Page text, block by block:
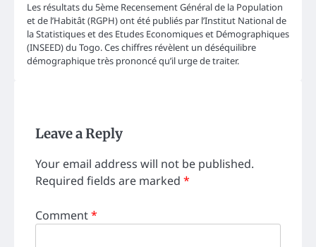
Les résultats du 5ème Recensement Général de la Population
et de l’Habitât (RGPH) ont été publiés par l’Institut National de
la Statistiques et des Etudes Economiques et Démographiques
(INSEED) du Togo. Ces chiffres révèlent un déséquilibre
démographique très prononcé qu’il urge de traiter.
Leave a Reply
Your email address will not be published.
Required fields are marked *
Comment*